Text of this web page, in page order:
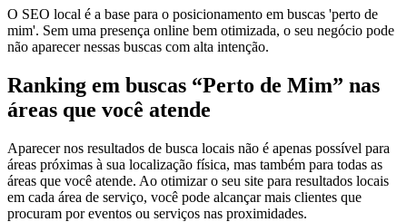
O SEO local é a base para o posicionamento em buscas 'perto de
mim'. Sem uma presença online bem otimizada, o seu negócio pode
não aparecer nessas buscas com alta intenção.
Ranking em buscas “Perto de Mim” nas
áreas que você atende
Aparecer nos resultados de busca locais não é apenas possível para
áreas próximas à sua localização física, mas também para todas as
áreas que você atende. Ao otimizar o seu site para resultados locais
em cada área de serviço, você pode alcançar mais clientes que
procuram por eventos ou serviços nas proximidades.